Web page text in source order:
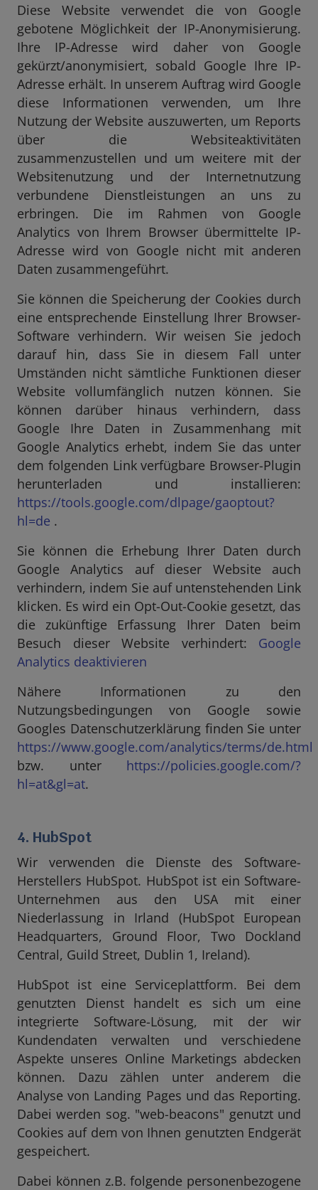
Diese Website verwendet die von Google
gebotene Möglichkeit der IP-Anonymisierung.
Ihre IP-Adresse wird daher von Google
gekürzt/anonymisiert, sobald Google Ihre IP-
Adresse erhält. In unserem Auftrag wird Google
diese Informationen verwenden, um Ihre
Nutzung der Website auszuwerten, um Reports
über die Websiteaktivitäten
zusammenzustellen und um weitere mit der
Websitenutzung und der Internetnutzung
verbundene Dienstleistungen an uns zu
erbringen. Die im Rahmen von Google
Analytics von Ihrem Browser übermittelte IP-
Adresse wird von Google nicht mit anderen
Daten zusammengeführt.
Sie können die Speicherung der Cookies durch
eine entsprechende Einstellung Ihrer Browser-
Software verhindern. Wir weisen Sie jedoch
darauf hin, dass Sie in diesem Fall unter
Umständen nicht sämtliche Funktionen dieser
Website vollumfänglich nutzen können. Sie
können darüber hinaus verhindern, dass
Google Ihre Daten in Zusammenhang mit
Google Analytics erhebt, indem Sie das unter
dem folgenden Link verfügbare Browser-Plugin
herunterladen und installieren:
https://tools.google.com/dlpage/gaoptout?
hl=de .
Sie können die Erhebung Ihrer Daten durch
Google Analytics auf dieser Website auch
verhindern, indem Sie auf untenstehenden Link
klicken. Es wird ein Opt-Out-Cookie gesetzt, das
die zukünftige Erfassung Ihrer Daten beim
Besuch dieser Website verhindert: Google
Analytics deaktivieren
Nähere Informationen zu den
Nutzungsbedingungen von Google sowie
Googles Datenschutzerklärung finden Sie unter
https://www.google.com/analytics/terms/de.html
bzw. unter https://policies.google.com/?
hl=at&gl=at.
4. HubSpot
Wir verwenden die Dienste des Software-
Herstellers HubSpot. HubSpot ist ein Software-
Unternehmen aus den USA mit einer
Niederlassung in Irland (HubSpot European
Headquarters, Ground Floor, Two Dockland
Central, Guild Street, Dublin 1, Ireland).
HubSpot ist eine Serviceplattform. Bei dem
genutzten Dienst handelt es sich um eine
integrierte Software-Lösung, mit der wir
Kundendaten verwalten und verschiedene
Aspekte unseres Online Marketings abdecken
können. Dazu zählen unter anderem die
Analyse von Landing Pages und das Reporting.
Dabei werden sog. "web-beacons" genutzt und
Cookies auf dem von Ihnen genutzten Endgerät
gespeichert.
Dabei können z.B. folgende personenbezogene